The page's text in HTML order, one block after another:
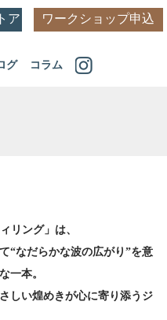
ア ワークショップ申込
グ コラム
リング」は、
“なだらかな波の広がり”を意
一本。
しい煌めきが心に寄り添うジ